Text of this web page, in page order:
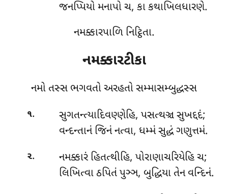
જનપ્પિયો મનાપો ચ, કા કથાખિલધારણે.
નમક્કારપાળિ નિટ્ઠિતા.
નમક્કારટીકા
નમો તસ્સ ભગવતો અરહતો સમ્માસમ્બુદ્ધસ્સ
૧. સુગતન્ત્યાદિવણ્ણેહિ, પસત્થઞ્ચ સુખદ્દદં;
વન્દન્તાનં જિનં નત્વા, ધમ્મં સુદ્ધં ગણુત્તમં.
૨.
નમક્કારં હિતત્થીહિ, પોરાણાચરિયેહિ ચ;
લિખિત્વા ઠપિતં પુઞ્ઞ, બુદ્ધિયા તેન વન્દિનં.